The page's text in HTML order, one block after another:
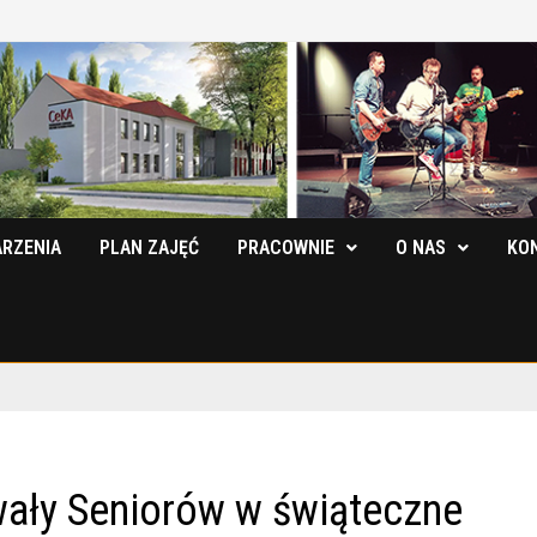
PLAN ZAJĘĆ PRACOWNIE O NAS
Seniorów w świąteczne